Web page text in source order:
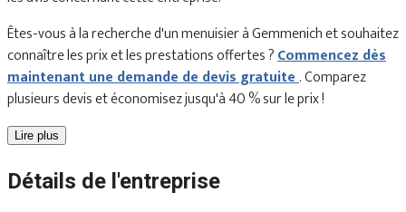
Êtes-vous à la recherche d'un menuisier à Gemmenich et souhaitez
connaître les prix et les prestations offertes ?Commencez dès
maintenant une demande de devis gratuite. Comparez
plusieurs devis et économisez jusqu'à 40 % sur le prix !
Lire plus
Détails de l'entreprise